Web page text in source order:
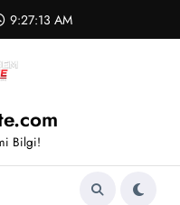
9:27:13 AM
Bilgi!